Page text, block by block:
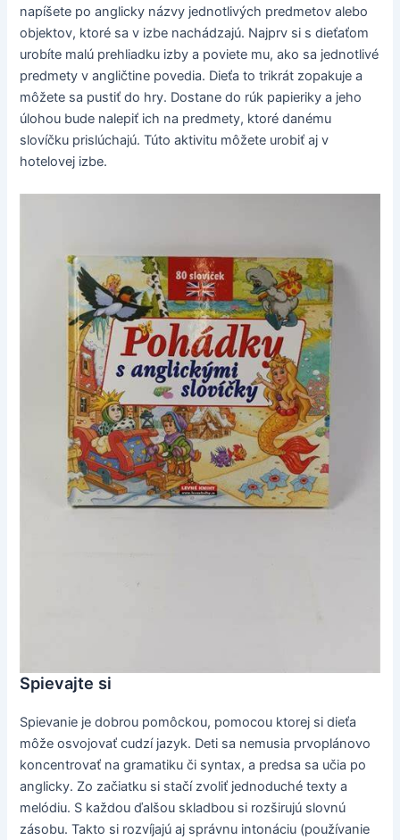
napíšete po anglicky názvy jednotlivých predmetov alebo
objektov, ktoré sa v izbe nachádzajú. Najprv si s dieťaťom
urobíte malú prehliadku izby a poviete mu, ako sa jednotlivé
predmety v angličtine povedia. Dieťa to trikrát zopakuje a
môžete sa pustiť do hry. Dostane do rúk papieriky a jeho
úlohou bude nalepiť ich na predmety, ktoré danému
slovíčku prislúchajú. Túto aktivitu môžete urobiť aj v
hotelovej izbe.
Spievajte si
Spievanie je dobrou pomôckou, pomocou ktorej si dieťa
môže osvojovať cudzí jazyk. Deti sa nemusia prvoplánovo
koncentrovať na gramatiku či syntax, a predsa sa učia po
anglicky. Zo začiatku si stačí zvoliť jednoduché texty a
melódiu. S každou ďalšou skladbou si rozširujú slovnú
zásobu. Takto si rozvíjajú aj správnu intonáciu (používanie